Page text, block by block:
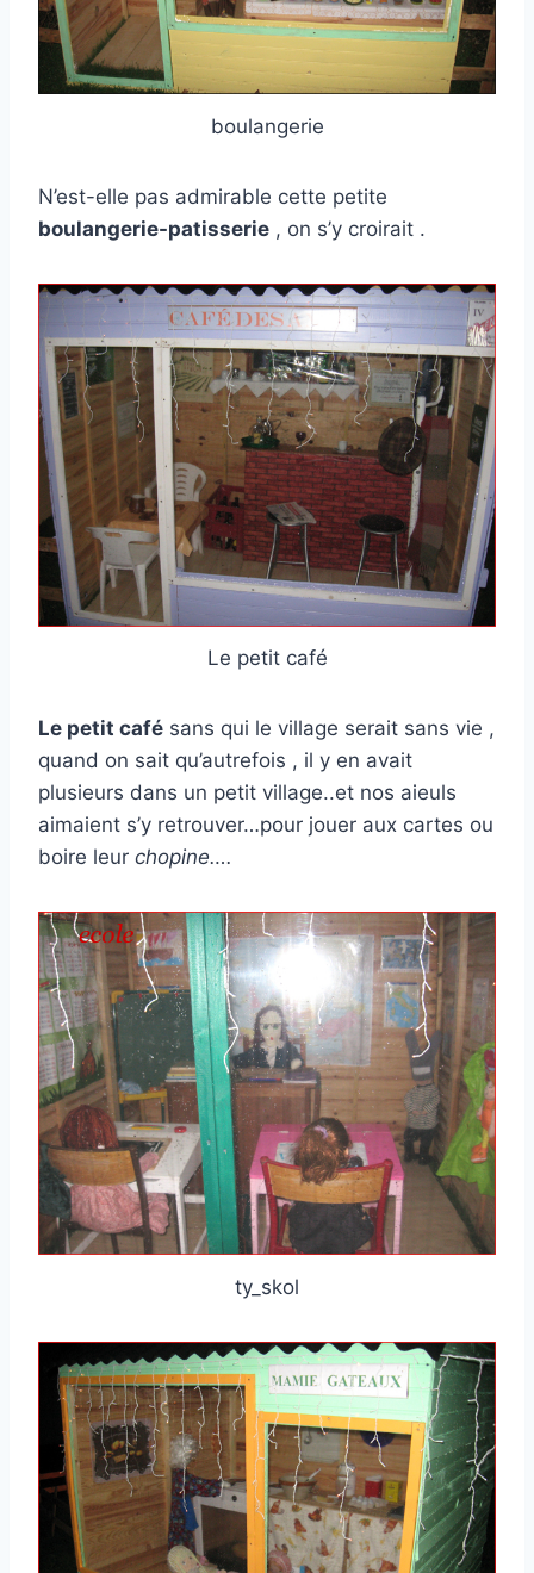
boulangerie
N’est-elle pas admirable cette petite
boulangerie-patisserie , on s’y croirait .
Le petit café
Le petit café sans qui le village serait sans vie ,
quand on sait qu’autrefois , il y en avait
plusieurs dans un petit village..et nos aieuls
aimaient s’y retrouver…pour jouer aux cartes ou
boire leur chopine….
ty_skol